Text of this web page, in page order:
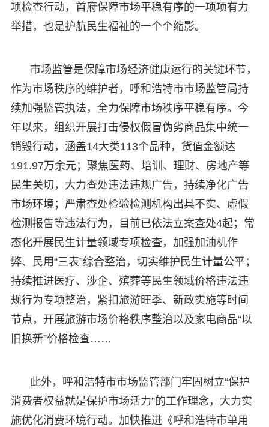
项检查行动，首府保障市场平稳有序的一项项有力
举措，也是护航民生福祉的一个个缩影。
市场监管是保障市场经济健康运行的关键环节，
作为市场秩序的维护者，呼和浩特市市场监管局持
续加强监管执法，全力保障市场秩序平稳有序。今
年以来，组织开展打击侵权假冒伪劣商品集中统一
销毁行动，涵盖14大类113个品种，货值金额达
191.97万余元；聚焦医药、培训、理财、房地产等
民生关切，大力查处违法违规广告，持续净化广告
市场环境；严肃查处检验检测机构出具不实、虚假
检测报告等违法行为，目前已依法立案查处4起；常
态化开展民生计量领域专项检查，加强加油机作
弊、民用“三表”综合整治，切实维护民生计量公平；
持续推进医疗、涉企、殡葬等民生领域价格违法违
规行为专项整治，紧扣旅游旺季、新政实施等时间
节点，开展旅游市场价格秩序整治以及家电商品“以
旧换新”价格检查……
此外，呼和浩特市市场监管部门牢固树立“保护
消费者权益就是保护市场活力”的工作理念，大力实
施优化消费环境行动。加快推进《呼和浩特市单用